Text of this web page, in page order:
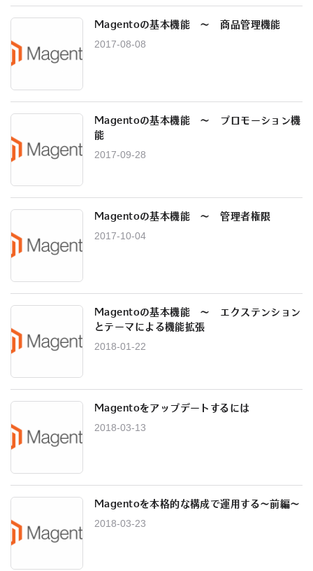
Magentoの基本機能 〜 商品管理機能
2017-08-08
Magentoの基本機能 ～ プロモーション機
能
2017-09-28
Magentoの基本機能 〜 管理者権限
2017-10-04
Magentoの基本機能 〜 エクステンション
とテーマによる機能拡張
2018-01-22
Magentoをアップデートするには
2018-03-13
Magentoを本格的な構成で運用する〜前編〜
2018-03-23